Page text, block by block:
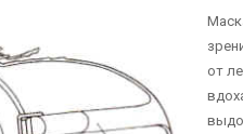
от